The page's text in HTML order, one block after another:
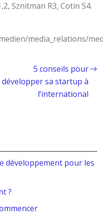
Sznitman R3, Cotin S4.
media_relations/
5 conseils pour
développer sa startup à
l’international
développement pour les
?